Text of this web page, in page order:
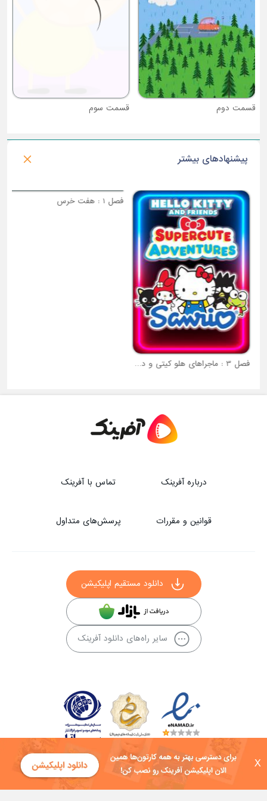
X
قسمت دوم قسمت سوم
پیشنهادهای بیشتر
فصل 3 : ماجراهای هلو کیتی و دوستان
درباره آفرینک تماس با آفرینک
قوانین و مقررات پرسش‌های متداول
دانلود مستقیم اپلیکیشن
سایر راه‌های دانلود آفرینک
کلیه حقوق این سایت به شرکت توسعه فناوی هفت آسمان توکان تعلق دارد و